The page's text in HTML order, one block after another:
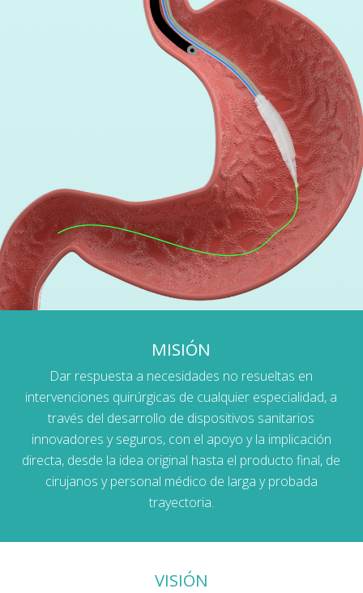
MISIÓN
Dar respuesta a necesidades no resueltas en
intervenciones quirúrgicas de cualquier especialidad, a
través del desarrollo de dispositivos sanitarios
innovadores y seguros, con el apoyo y la implicación
directa, desde la idea original hasta el producto final, de
cirujanos y personal médico de larga y probada
trayectoria.
VISIÓN